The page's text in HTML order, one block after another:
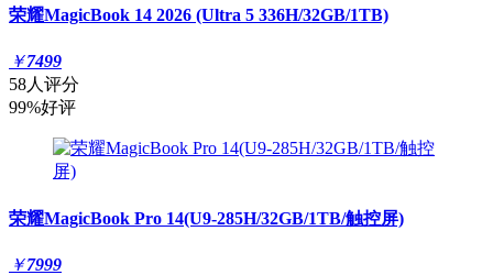
荣耀MagicBook 14 2026 (Ultra 5 336H/32GB/1TB)
￥7499
58人评分
99%好评
荣耀MagicBook Pro 14(U9-285H/32GB/1TB/触控屏)
￥7999